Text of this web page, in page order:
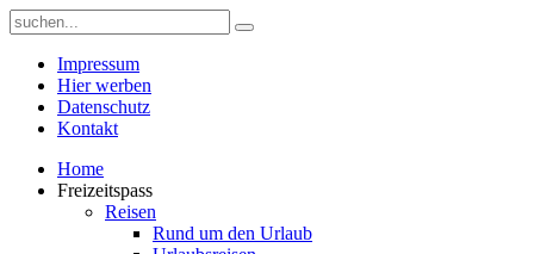
Impressum
Hier werben
Datenschutz
Kontakt
Home
Freizeitspass
Reisen
Rund um den Urlaub